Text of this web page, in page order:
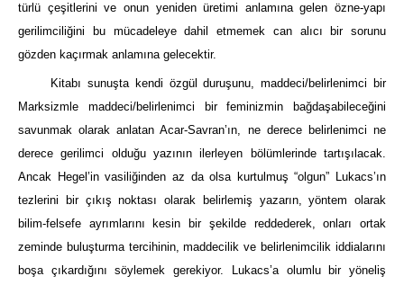
türlü çeşitlerini ve onun yeniden üretimi anlamına gelen özne-yapı
gerilimciliğini bu mücadeleye dahil etmemek can alıcı bir sorunu
gözden kaçırmak anlamına gelecektir.
Kitabı sunuşta kendi özgül duruşunu, maddeci/belirlenimci bir
Marksizmle maddeci/belirlenimci bir feminizmin bağdaşabileceğini
savunmak olarak anlatan Acar-Savran’ın, ne derece belirlenimci ne
derece gerilimci olduğu yazının ilerleyen bölümlerinde tartışılacak.
Ancak Hegel’in vasiliğinden az da olsa kurtulmuş “olgun” Lukacs’ın
tezlerini bir çıkış noktası olarak belirlemiş yazarın, yöntem olarak
bilim-felsefe ayrımlarını kesin bir şekilde reddederek, onları ortak
zeminde buluşturma tercihinin, maddecilik ve belirlenimcilik iddialarını
boşa çıkardığını söylemek gerekiyor. Lukacs’a olumlu bir yöneliş